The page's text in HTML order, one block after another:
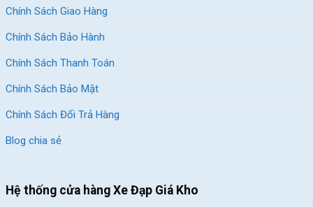
Chính Sách Giao Hàng
Chính Sách Bảo Hành
Chính Sách Thanh Toán
Chính Sách Bảo Mật
Chính Sách Đổi Trả Hàng
Blog chia sẻ
Hệ thống cửa hàng Xe Đạp Giá Kho